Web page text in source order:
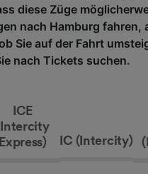
diese Züge
nach Hamburg fahren,
Sie auf der Fahrt
nach Tickets suchen.
ICE
Express)
IC (Intercity)